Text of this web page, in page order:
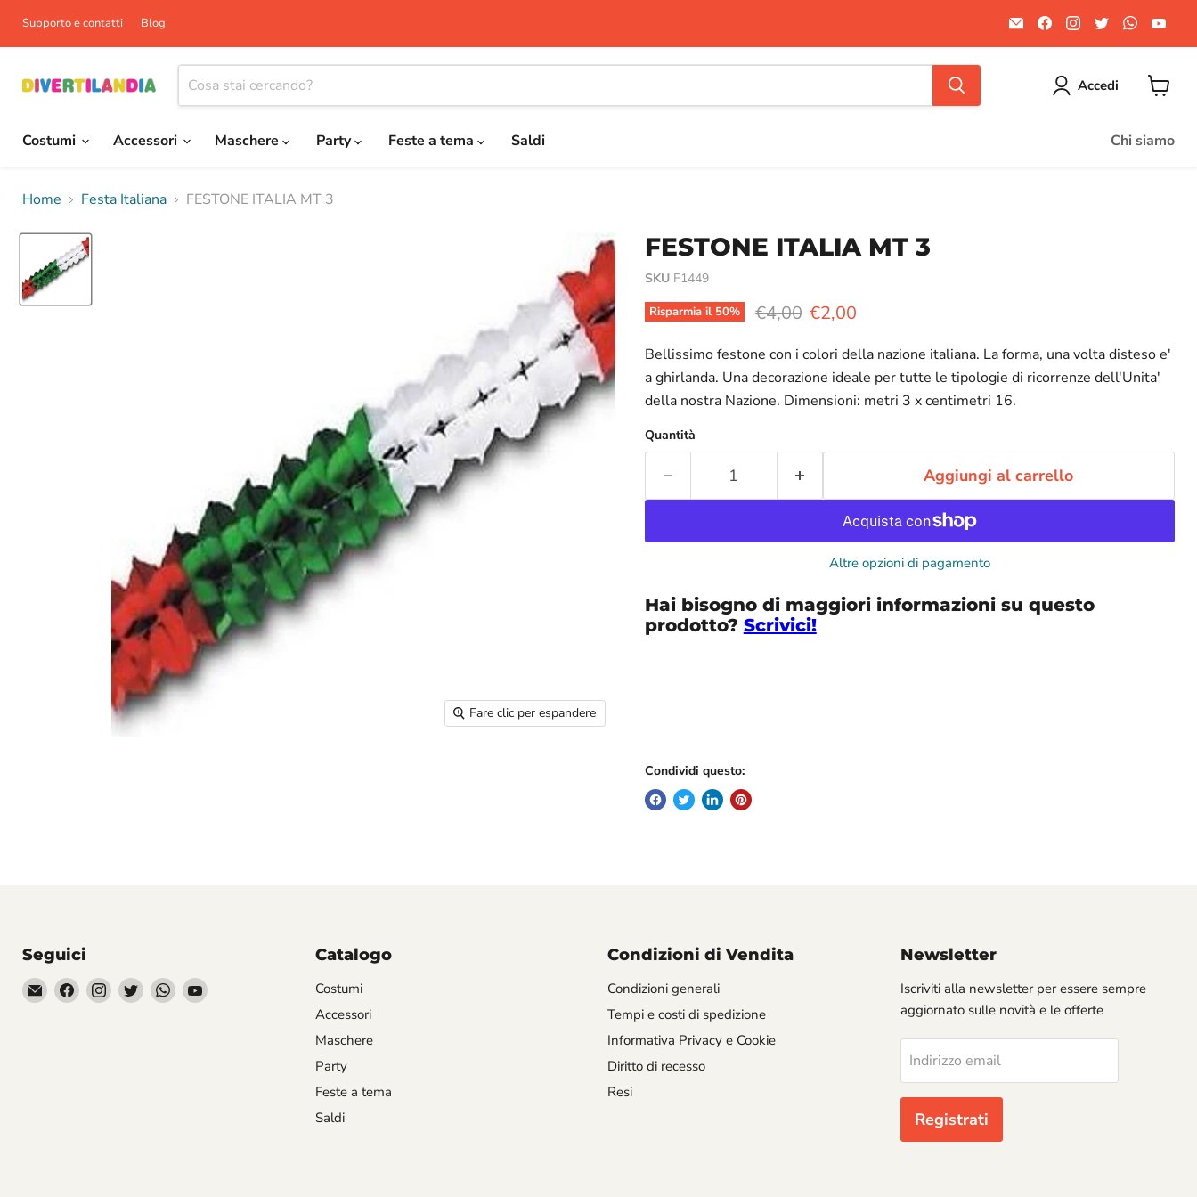
Supporto e contatti Blog
Email
Divertilandia.it
Trovaci
su
Facebook
Trovaci
su
Instagram
Trovaci
su
Twitter
Trovaci
su
Accedi
carrello
Costumi Accessori Maschere Party Feste a tema Saldi Chi siamo
Home Festa Italiana FESTONE ITALIA MT 3
Fare clic per espandere
FESTONE ITALIA MT 3
SKU F1449
Risparmia il 50% Prezzo originale
€4,00 Prezzo attuale
€2,00
Bellissimo festone con i colori della nazione italiana. La forma, una volta disteso e'
a ghirlanda. Una decorazione ideale per tutte le tipologie di ricorrenze dell'Unita'
della nostra Nazione. Dimensioni: metri 3 x centimetri 16.
Quantità
Aggiungi al carrello
Altre opzioni di pagamento
Hai bisogno di maggiori informazioni su questo
prodotto? Scrivici!
Condividi questo:
Seguici
EmailTrovaciTrovaciTrovaciTrovaciTrovaci
Catalogo
Costumi
Accessori
Maschere
Party
Feste a tema
Saldi
Condizioni di Vendita
Condizioni generali
Tempi e costi di spedizione
Informativa Privacy e Cookie
Diritto di recesso
Resi
Newsletter
Iscriviti alla newsletter per essere sempre
aggiornato sulle novità e le offerte
Indirizzo email
Registrati